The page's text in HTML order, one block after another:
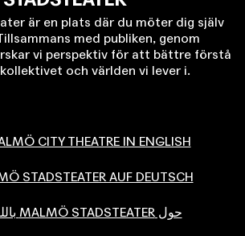
är en plats där du möter dig själv
med publiken, genom
vi perspektiv för att bättre förstå
och världen vi lever i.
CITY THEATRE IN ENGLISH
STADSTEATER AUF DEUTSCH
حول MALMÖ STADSTEATER باللغة العربية